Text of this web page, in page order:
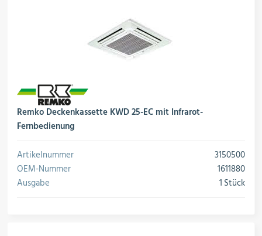
Remko Deckenkassette KWD 25-EC mit Infrarot-
Fernbedienung
Artikelnummer
3150500
OEM-Nummer
1611880
Ausgabe
1 Stück